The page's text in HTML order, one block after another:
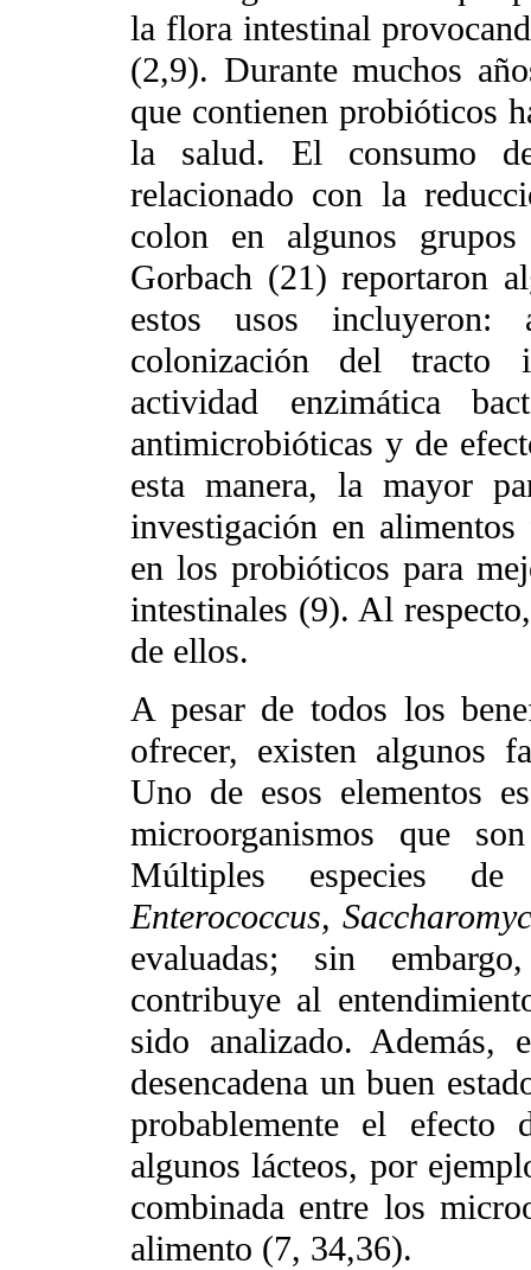
la flora intestinal
(2,9). Durante muchos
que contienen probióticos
la salud. El consumo
relacionado con la
colon en algunos
Gorbach (21) reportaron
estos usos incluyeron:
colonización del tracto
actividad enzimática
antimicrobióticas y de
esta manera, la mayor
investigación en
en los probióticos para
intestinales (9). Al
de ellos.
A pesar de todos los
ofrecer, existen algunos
Uno de esos elementos
microorganismos que
Múltiples especies
Enterococcus,
evaluadas; sin
contribuye al
sido analizado. Además,
desencadena un buen
probablemente el efecto
algunos lácteos, por
combinada entre los
alimento (7, 34,36).